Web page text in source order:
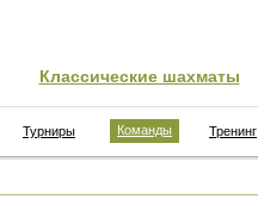
Классические шахматы
Турниры Команды Тренинг